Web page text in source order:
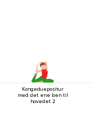
Kongeduepositur
med det ene ben til
hovedet 2